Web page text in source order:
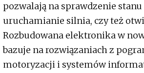
pozwalają na sprawdzenie
uruchamianie silnia, czy też
Rozbudowana elektronika w
bazuje na rozwiązaniach z
motoryzacji i systemów